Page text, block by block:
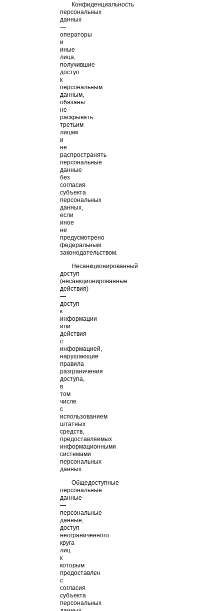
Конфиденциальность
персональных
данных
—
операторы
и
иные
лица,
получившие
доступ
к
персональным
данным,
обязаны
не
раскрывать
третьим
лицам
и
не
распространять
персональные
данные
без
согласия
субъекта
персональных
данных,
если
иное
не
предусмотрено
федеральным
законодательством.
Несанкционированный
доступ
(несанкционированные
действия)
—
доступ
к
информации
или
действия
с
информацией,
нарушающие
правила
разграничения
доступа,
в
том
числе
с
использованием
штатных
средств,
предоставляемых
информационными
системами
персональных
данных.
Общедоступные
персональные
данные
—
персональные
данные,
доступ
неограниченного
круга
лиц
к
которым
предоставлен
с
согласия
субъекта
персональных